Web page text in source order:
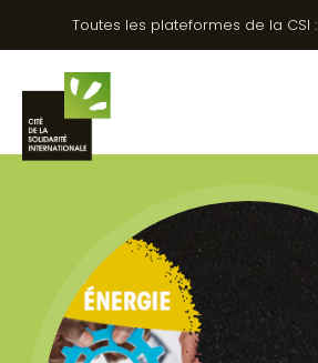
Toutes les plateformes de la CSI :